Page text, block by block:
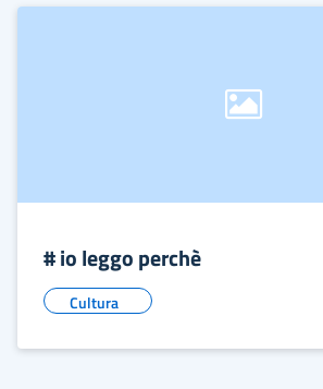
# io leggo perchè
Cultura